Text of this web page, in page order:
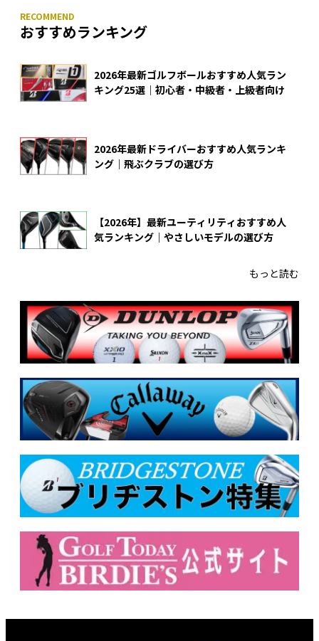
おすすめランキング
2026年最新ゴルフボールおすすめ人気ラン
キング25選｜初心者・中級者・上級者向け
2026年最新ドライバーおすすめ人気ランキ
ング｜飛ぶクラブの選び方
【2026年】最新ユーティリティおすすめ人
気ランキング｜やさしいモデルの選び方
もっと読む